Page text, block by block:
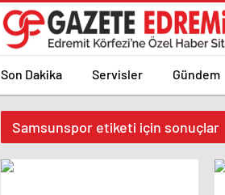
Son Dakika Servisler Gündem
Samsunspor etiketi için sonuçlar